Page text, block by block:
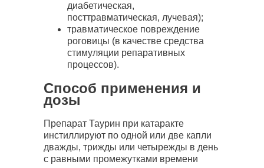
диабетическая,
посттравматическая, лучевая);
травматическое повреждение
роговицы (в качестве средства
стимуляции репаративных
процессов).
Способ применения и
дозы
Препарат Таурин при катаракте
инстиллируют по одной или две капли
дважды, трижды или четырежды в день
с равными промежутками времени